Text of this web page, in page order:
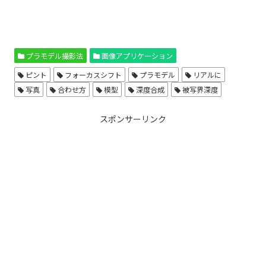
プラモデル撮影法
画像アプリケーション
ピント
フォーカスシフト プラモデル
リアルに
写真
合わせ方 模型 深度合成 被写界深度
スポンサーリンク